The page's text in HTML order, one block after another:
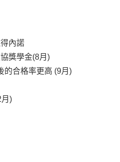
內諾
獎學金(8月)
的合格率更高 (9月)
)